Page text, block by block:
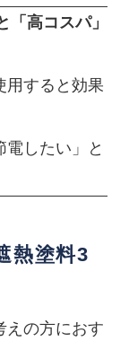
高コスパ」
用すると効果
電したい」と
熱塗料3
えの方におす